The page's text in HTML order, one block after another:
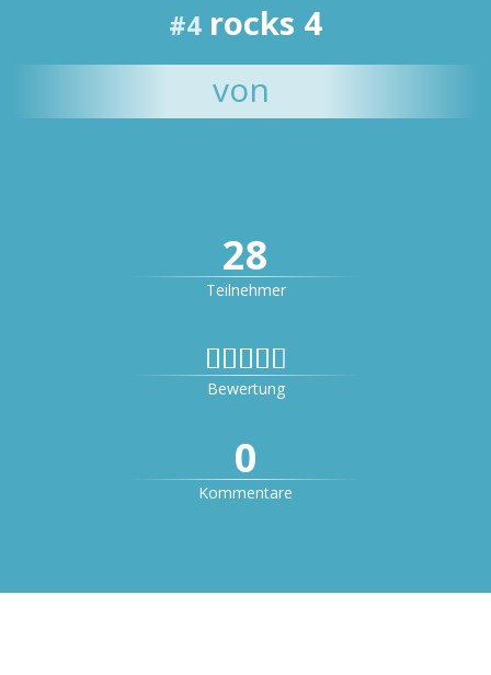
#4rocks 4
von
28
Teilnehmer


Bewertung
0
Kommentare
5
4